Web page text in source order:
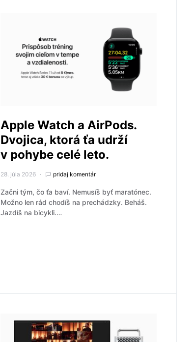
Apple Watch a AirPods.
Dvojica, ktorá ťa udrží
v pohybe celé leto.
28. júla 2026 pridaj komentár
Začni tým, čo ťa baví. Nemusíš byť maratónec.
Možno len rád chodíš na prechádzky. Beháš.
Jazdíš na bicykli.…